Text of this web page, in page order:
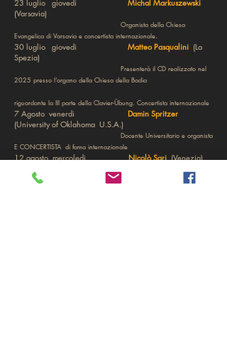
23 luglio giovedi
Michal Markuszewski
(Varsavia)
Organista della Chiesa
Evangelica di Varsavia e concertista internazionale.
30 luglio giovedi Matteo Pasqualini (La
Spezia)
Presenterà il CD realizzato nel
2025 presso l’organo della Chiesa della Badia
riguardante la III parte della Clavier-Übung. Concertista internazionale
7 Agosto venerdi Damin Spritzer
(University of Oklahoma U.S.A.)
Docente Universitario e organista
E CONCERTISTA di fama internazionale
12 agosto mercolediNicolò Sari (Venezia)
20 agosto giovedi (Freiberg)